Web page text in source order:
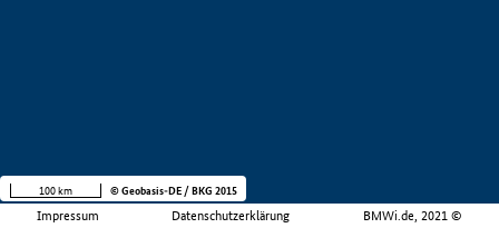
Impressum Datenschutzerklärung BMWi.de, 2021 ©
100 km © Geobasis-DE / BKG 2015